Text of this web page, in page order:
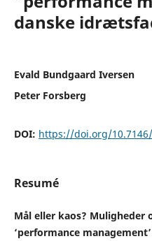
danske
Evald Bundgaard Iversen
Peter Forsberg
DOI: https://doi.org/
Resumé
Mål eller kaos?
‘performance